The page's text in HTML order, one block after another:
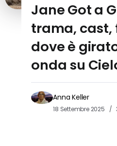
Jane Got a
trama, cast,
dove è
onda su
Anna Keller
18 Settembre 2025